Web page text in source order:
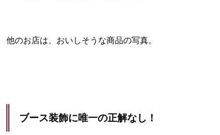
他のお店は、おいしそうな商品の写真。
ブース装飾に唯一の正解なし！